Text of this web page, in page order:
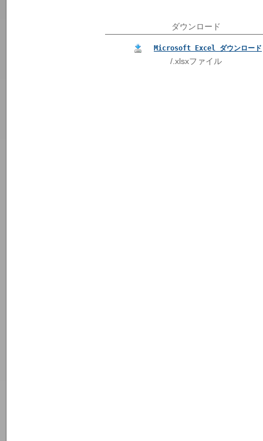
ダウンロード
Microsoft Excel ダウンロード
/.xlsxファイル